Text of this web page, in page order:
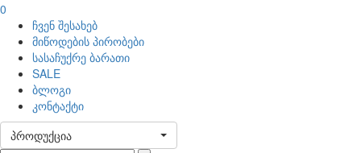
0
ჩვენ შესახებ
მიწოდების პირობები
სასაჩუქრე ბარათი
SALE
ბლოგი
კონტაქტი
პროდუქცია